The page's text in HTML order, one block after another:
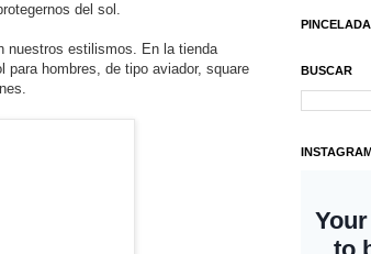
del sol.
nuestros estilismos. En la tienda
para hombres, de tipo aviador, square
BUSCAR